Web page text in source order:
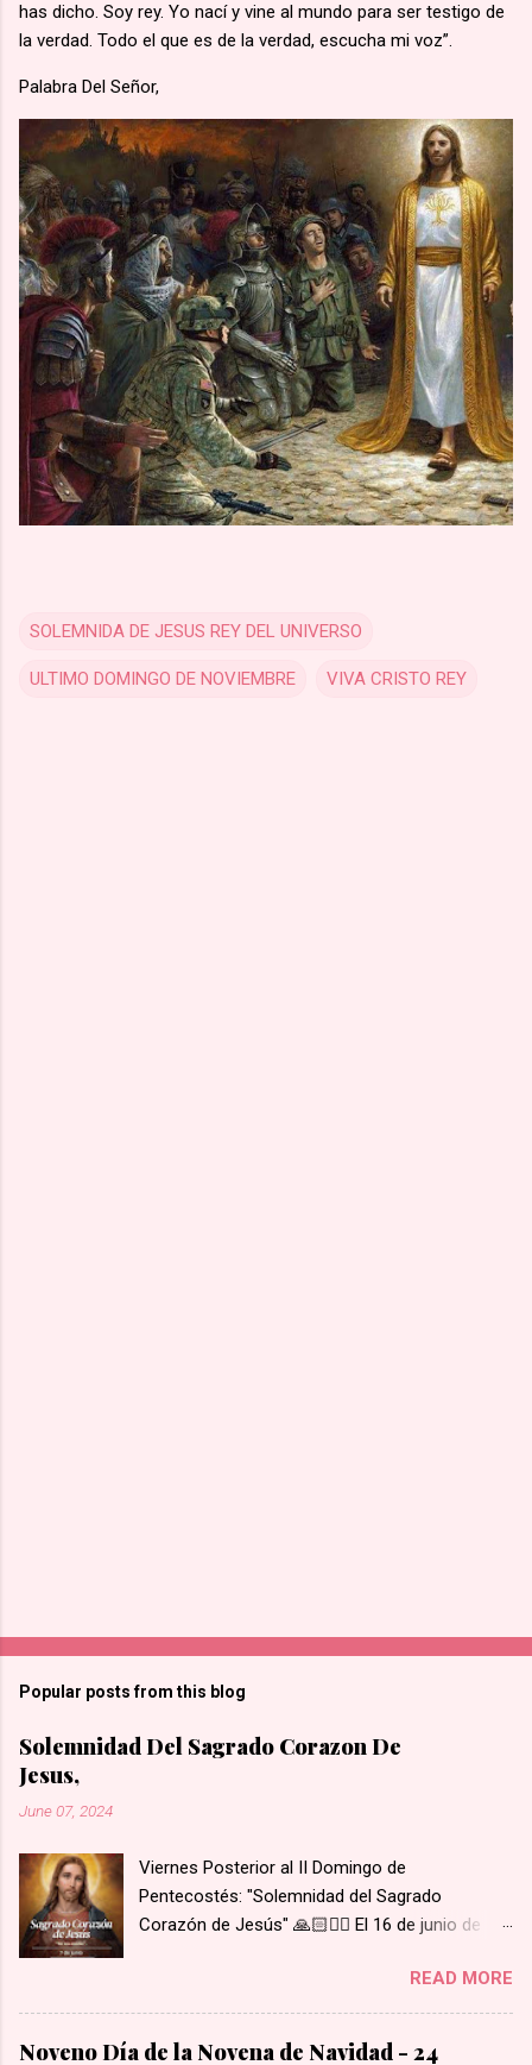
has dicho. Soy rey. Yo nací y vine al mundo para ser testigo de
la verdad. Todo el que es de la verdad, escucha mi voz”.
Palabra Del Señor,
SOLEMNIDA DE JESUS REY DEL UNIVERSO
ULTIMO DOMINGO DE NOVIEMBRE VIVA CRISTO REY
Popular posts from this blog
Solemnidad Del Sagrado Corazon De
Jesus,
June 07, 2024
Viernes Posterior al II Domingo de
Pentecostés: "Solemnidad del Sagrado
Corazón de Jesús" 🙏🏻❤️‍🔥 El 16 de junio de
su Corazón a Santa Margarita María de
Alacoque. Su Corazón estaba rodeado de
llamas de amor, coronado de espinas, con una
READ MORE
Noveno Día de la Novena de Navidad - 24